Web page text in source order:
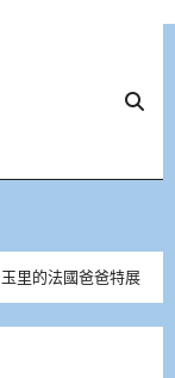
里的法國爸爸特展